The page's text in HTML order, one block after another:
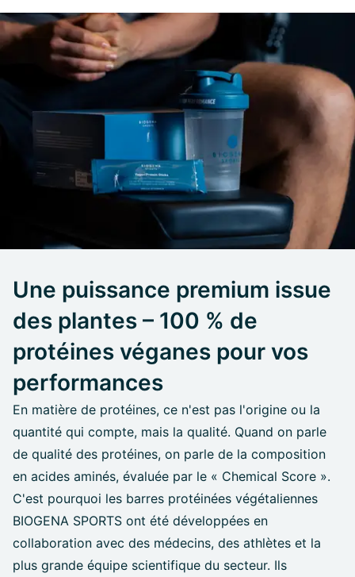
Une puissance premium issue
des plantes – 100 % de
protéines véganes pour vos
performances
En matière de protéines, ce n'est pas l'origine ou la
quantité qui compte, mais la qualité. Quand on parle
de qualité des protéines, on parle de la composition
en acides aminés, évaluée par le « Chemical Score ».
C'est pourquoi les barres protéinées végétaliennes
BIOGENA SPORTS ont été développées en
collaboration avec des médecins, des athlètes et la
plus grande équipe scientifique du secteur. Ils